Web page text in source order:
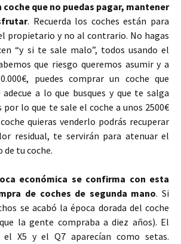
coche que no puedas pagar, mantener
. Recuerda los coches están para
propietario y no al contrario. No hagas
“y si te sale malo”, todos usando el
que riesgo queremos asumir y a
puedes comprar un coche que
a lo que busques y que te salga
por lo que te sale el coche a unos 2500€
quieras venderlo podrás recuperar
residual, te servirán para atenuar el
de tu coche.
económica se confirma con esta
de coches de segunda mano. Si
se acabó la época dorada del coche
la gente compraba a diez años). El
el X5 y el Q7 aparecían como setas.